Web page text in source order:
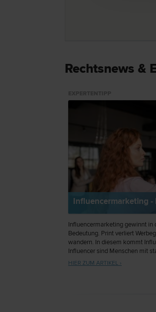
Rechtsnews &
Influencermarketing -
Influencermarketing gewinnt in
Bedeutung. Print verliert
wandern. In diesem kommt
Influencer sind Menschen mit
die diese dafür nutzen,
HIER ZUM ARTIKEL ›